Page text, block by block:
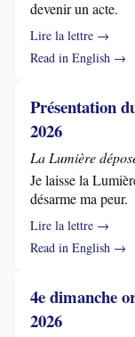
devenir un acte.
Lire la lettre →
Read in English →
Présentation
2026
La Lumière
Je laisse la
désarme ma peur.
Lire la lettre →
Read in English →
4e dimanche
2026